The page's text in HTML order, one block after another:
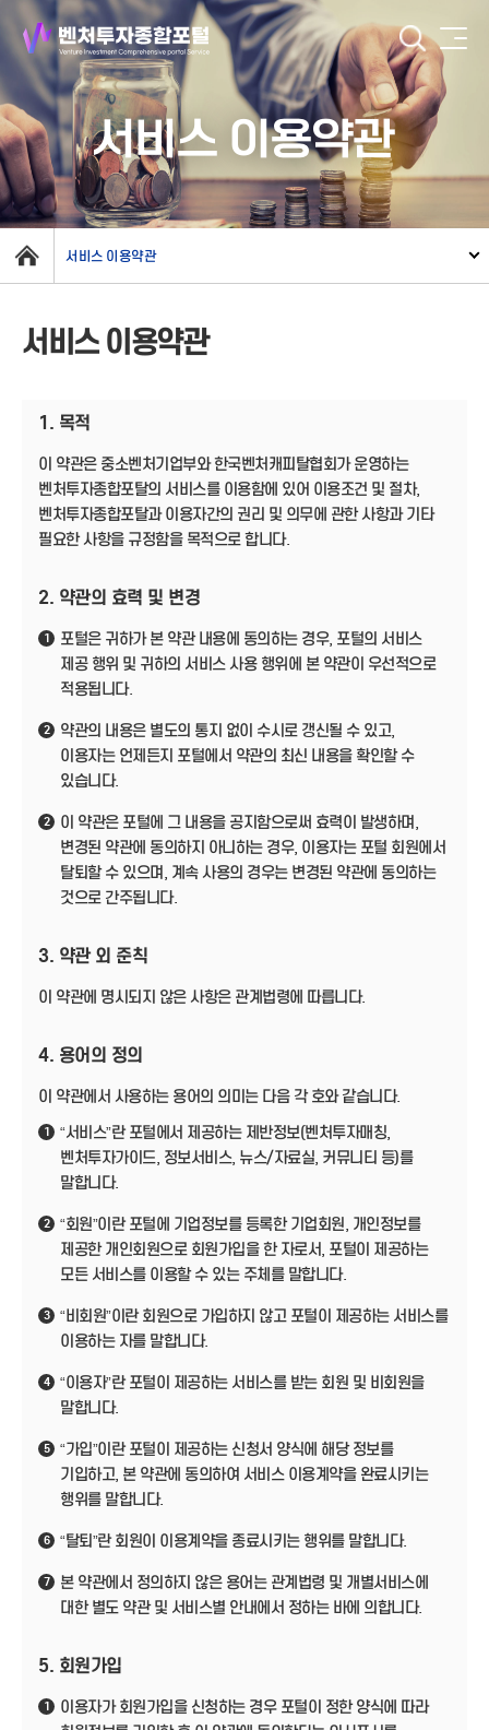
서비스 이용약관
서비스 이용약관
서비스 이용약관
1. 목적
이 약관은 중소벤처기업부와 한국벤처캐피탈협회가 운영하는
벤처투자종합포탈의 서비스를 이용함에 있어 이용조건 및 절차,
벤처투자종합포탈과 이용자간의 권리 및 의무에 관한 사항과 기타
필요한 사항을 규정함을 목적으로 합니다.
2. 약관의 효력 및 변경
1
포털은 귀하가 본 약관 내용에 동의하는 경우, 포털의 서비스
제공 행위 및 귀하의 서비스 사용 행위에 본 약관이 우선적으로
적용됩니다.
2
약관의 내용은 별도의 통지 없이 수시로 갱신될 수 있고,
이용자는 언제든지 포털에서 약관의 최신 내용을 확인할 수
있습니다.
2
이 약관은 포털에 그 내용을 공지함으로써 효력이 발생하며,
변경된 약관에 동의하지 아니하는 경우, 이용자는 포털 회원에서
탈퇴할 수 있으며, 계속 사용의 경우는 변경된 약관에 동의하는
것으로 간주됩니다.
3. 약관 외 준칙
이 약관에 명시되지 않은 사항은 관계법령에 따릅니다.
4. 용어의 정의
이 약관에서 사용하는 용어의 의미는 다음 각 호와 같습니다.
1
“서비스”란 포털에서 제공하는 제반정보(벤처투자매칭,
벤처투자가이드, 정보서비스, 뉴스/자료실, 커뮤니티 등)를
말합니다.
2
“회원”이란 포털에 기업정보를 등록한 기업회원, 개인정보를
제공한 개인회원으로 회원가입을 한 자로서, 포털이 제공하는
모든 서비스를 이용할 수 있는 주체를 말합니다.
3
“비회원”이란 회원으로 가입하지 않고 포털이 제공하는 서비스를
이용하는 자를 말합니다.
4
“이용자”란 포털이 제공하는 서비스를 받는 회원 및 비회원을
말합니다.
5
“가입”이란 포털이 제공하는 신청서 양식에 해당 정보를
기입하고, 본 약관에 동의하여 서비스 이용계약을 완료시키는
행위를 말합니다.
6 “탈퇴”란 회원이 이용계약을 종료시키는 행위를 말합니다.
7
본 약관에서 정의하지 않은 용어는 관계법령 및 개별서비스에
대한 별도 약관 및 서비스별 안내에서 정하는 바에 의합니다.
5. 회원가입
1
이용자가 회원가입을 신청하는 경우 포털이 정한 양식에 따라